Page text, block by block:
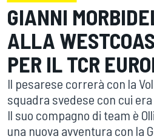
GIANNI
ALLA
PER IL TCR
Il pesarese correrà con la
squadra svedese con cui era
Il suo compagno di team è
una nuova avventura con la